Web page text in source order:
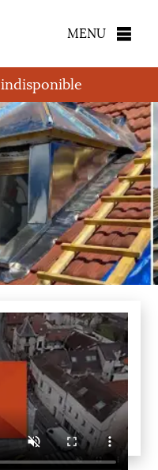
MENU
indisponible